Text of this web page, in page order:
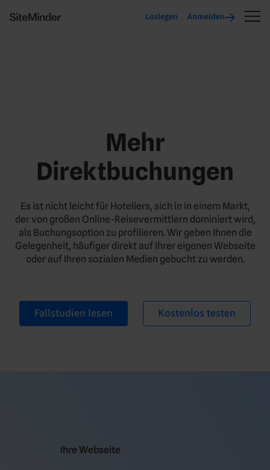
Loslegen Anmelden
Mehr
Direktbuchungen
Es ist nicht leicht für Hoteliers, sich in in einem Markt,
der von großen Online-Reisevermittlern dominiert wird,
als Buchungsoption zu profilieren. Wir geben Ihnen die
Gelegenheit, häufiger direkt auf Ihrer eigenen Webseite
oder auf Ihren sozialen Medien gebucht zu werden.
Fallstudien lesen Kostenlos testen
Ihre Webseite